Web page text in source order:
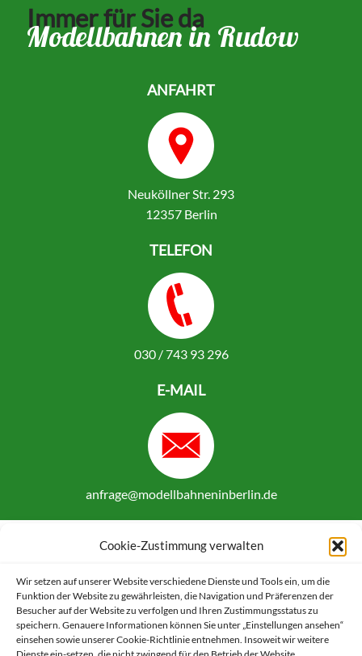
Cookie-Zustimmung verwalten
Wir setzen auf unserer Website verschiedene Dienste und Tools ein, um die
Funktion der Website zu gewährleisten, die Navigation und Präferenzen der
Besucher auf der Website zu verfolgen und Ihren Zustimmungsstatus zu
speichern. Genauere Informationen können Sie unter „Einstellungen ansehen“
einsehen sowie unserer Cookie-Richtlinie entnehmen. Insoweit wir weitere
Immer für Sie da
Modellbahnen in Rudow
ANFAHRT
Neuköllner Str. 293
12357 Berlin
TELEFON
030 / 743 93 296
E-MAIL
anfrage@modellbahneninberlin.de
Google Maps: akzeptieren
Anbieter: Google Ireland Limited
Bei der Nutzung dieses Dienstes werden Daten